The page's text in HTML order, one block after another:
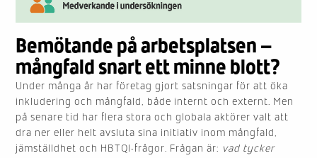
Bemötande på arbetsplatsen –
mångfald snart ett minne blott?
Under många år har företag gjort satsningar för att öka
inkludering och mångfald, både internt och externt. Men
på senare tid har flera stora och globala aktörer valt att
dra ner eller helt avsluta sina initiativ inom mångfald,
jämställdhet och HBTQI-frågor. Frågan är: vad tycker